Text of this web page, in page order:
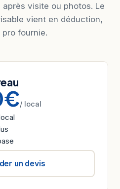
visite ou photos. Le
vient en déduction,
fournie.
/ local
un devis